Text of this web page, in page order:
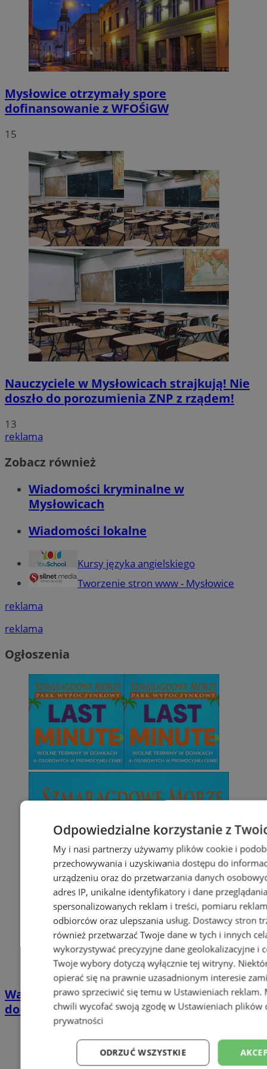
Mysłowice otrzymały spore
dofinansowanie z WFOŚiGW
15
Nauczyciele w Mysłowicach strajkują! Nie
doszło do porozumienia ZNP z rządem!
13
reklama
Zobacz również
Wiadomości kryminalne w
Mysłowicach
Wiadomości lokalne
Kursy języka angielskiego
Tworzenie stron www - Mysłowice
reklama
reklama
Ogłoszenia
Wakacyjny wypoczynek nad Bałtykiem w
domkach Szmaragdowe Morze
Odpowiedzialne korzystanie z
My i nasi partnerzy używamy plików cookie i
przechowywania i uzyskiwania dostępu do
urządzeniu oraz do przetwarzania danych
adres IP, unikalne identyfikatory i dane
spersonalizowanych reklam i treści, pomiaru
odbiorców oraz ulepszania usług. Dostawcy stron
również przetwarzać Twoje dane w tych i innych
wykorzystywać precyzyjne dane geolokalizacyjne i
Twoje wybory dotyczą wyłącznie tej witryny.
opierać się na prawnie uzasadnionym interesie
prawo sprzeciwić się temu w Ustawieniach reklam.
chwili wycofać swoją zgodę w Ustawieniach plików
prywatności
ODRZUĆ WSZYSTKIE